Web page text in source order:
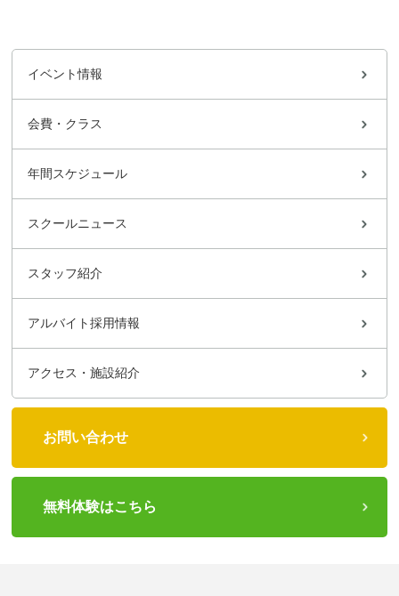
イベント情報
会費・クラス
年間スケジュール
スクールニュース
スタッフ紹介
アルバイト採用情報
アクセス・施設紹介
お問い合わせ
無料体験はこちら